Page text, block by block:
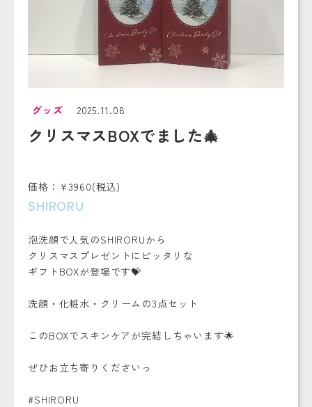
グッズ 2025.11.08
クリスマスBOXでました🎄
価格：¥3960(税込)
SHIRORU
泡洗顔で人気のSHIRORUから
クリスマスプレゼントにピッタリな
ギフトBOXが登場です💝
洗顔・化粧水・クリームの3点セット
このBOXでスキンケアが完結しちゃいます🌟
ぜひお立ち寄りくださいっ
#SHIRORU